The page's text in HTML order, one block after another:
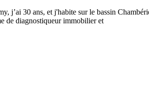
30 ans, et j'habite sur le bassin
de diagnostiqueur immobilier et